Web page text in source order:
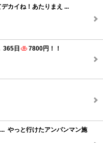
カイね！あたりまえ ...
365日
7800円！！
やっと行けたアンパンマン施